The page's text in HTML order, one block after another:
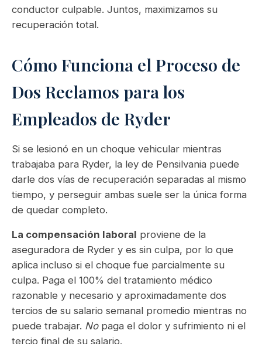
conductor culpable. Juntos, maximizamos su
recuperación total.
Cómo Funciona el Proceso de
Dos Reclamos para los
Empleados de Ryder
Si se lesionó en un choque vehicular mientras
trabajaba para Ryder, la ley de Pensilvania puede
darle dos vías de recuperación separadas al mismo
tiempo, y perseguir ambas suele ser la única forma
de quedar completo.
La compensación laboral proviene de la
aseguradora de Ryder y es sin culpa, por lo que
aplica incluso si el choque fue parcialmente su
culpa. Paga el 100% del tratamiento médico
razonable y necesario y aproximadamente dos
tercios de su salario semanal promedio mientras no
puede trabajar. Nopaga el dolor y sufrimiento ni el
tercio final de su salario.